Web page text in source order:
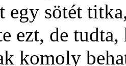
egy sötét
ezt, de
komoly